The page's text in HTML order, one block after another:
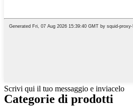
Scrivi qui il tuo messaggio e inviacelo
Categorie di prodotti